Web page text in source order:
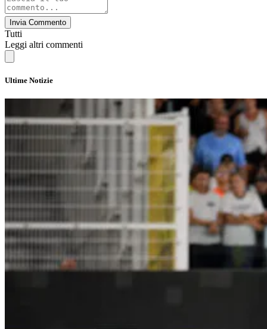
Invia Commento
Tutti
Leggi altri commenti
Ultime Notizie